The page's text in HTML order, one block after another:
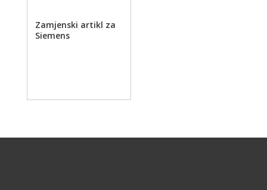
Zamjenski artikl za
Siemens